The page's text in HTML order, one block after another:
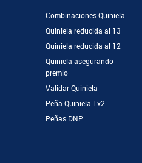
Combinaciones Quiniela
Quiniela reducida al 13
Quiniela reducida al 12
Quiniela asegurando
premio
Validar Quiniela
Peña Quiniela 1x2
Peñas DNP